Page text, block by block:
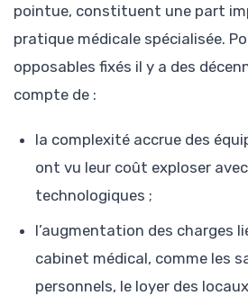
pointue, constituent une part
pratique médicale spécialisée.
opposables fixés il y a des
compte de :
la complexité accrue des
ont vu leur coût exploser
technologiques ;
l’augmentation des charges
cabinet médical, comme les
personnels, le loyer des